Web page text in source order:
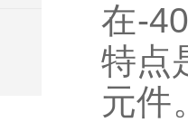
在-
特点
元件